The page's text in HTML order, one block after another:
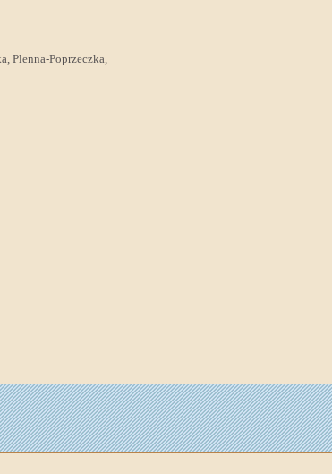
Plenna-Poprzeczka,